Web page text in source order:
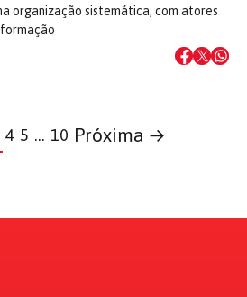
organização sistemática, com atores
4 5 … 10 Próxima →